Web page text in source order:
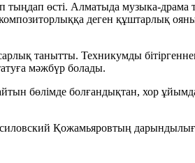
өсті. Алматыда музыка-драма
деген құштарлық
танытты. Техникумды
мәжбүр болады.
бөлімде болғандықтан, хор
Қожамьяровтың